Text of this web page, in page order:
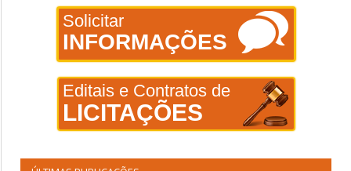
Solicitar
INFORMAÇÕES
Editais e Contratos de
LICITAÇÕES